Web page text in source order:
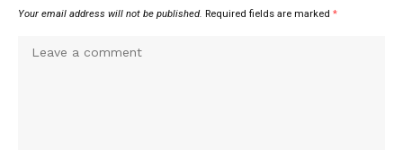
Your email address will not be published. Required fields are marked *